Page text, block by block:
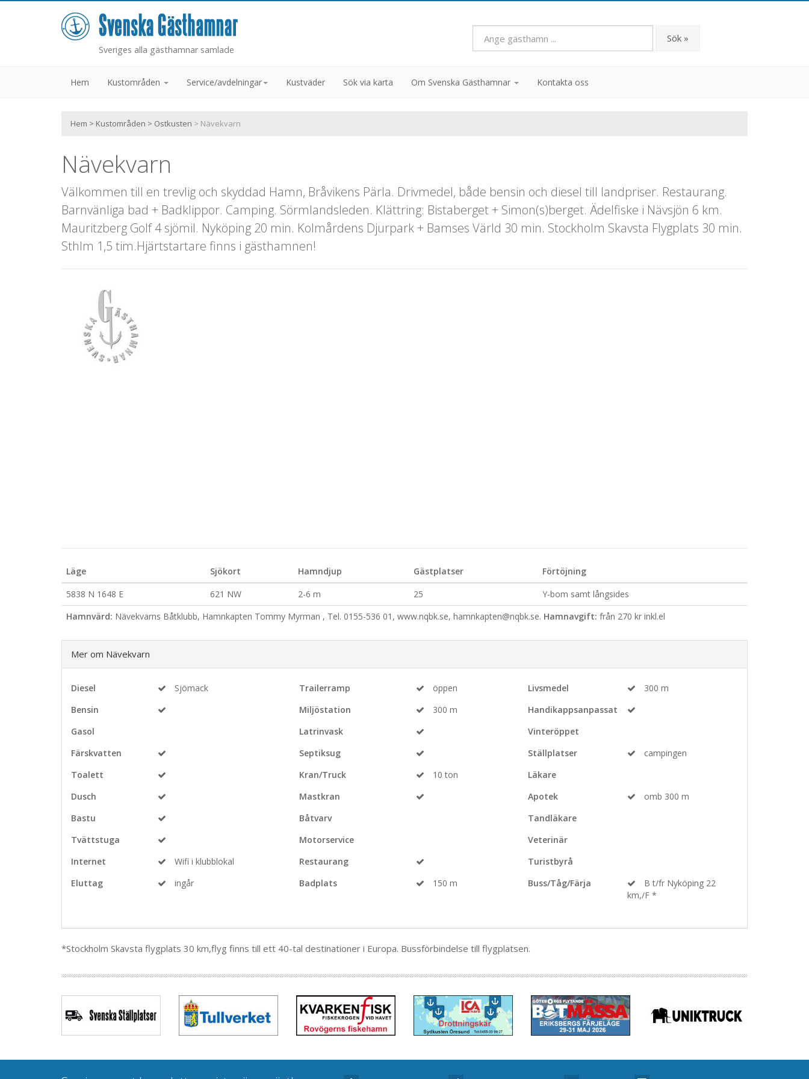
Sveriges alla gästhamnar samlade
Sök »
Hem Kustområden Service/avdelningar Kustväder Sök via karta Om Svenska Gästhamnar Kontakta oss
Hem > Kustområden > Ostkusten > Nävekvarn
Nävekvarn
Välkommen till en trevlig och skyddad Hamn, Bråvikens Pärla. Drivmedel, både bensin och diesel till landpriser. Restaurang.
Barnvänliga bad + Badklippor. Camping. Sörmlandsleden. Klättring: Bistaberget + Simon(s)berget. Ädelfiske i Nävsjön 6 km.
Mauritzberg Golf 4 sjömil. Nyköping 20 min. Kolmårdens Djurpark + Bamses Värld 30 min. Stockholm Skavsta Flygplats 30 min.
Sthlm 1,5 tim.Hjärtstartare finns i gästhamnen!
Läge Sjökort Hamndjup Gästplatser
Förtöjning
5838 N 1648 E
621 NW 2-6 m 25
Y-bom samt långsides
Hamnvärd: Nävekvarns Båtklubb, Hamnkapten Tommy Myrman , Tel. 0155-536 01, www.nqbk.se, hamnkapten@nqbk.se. Hamnavgift: från 270 kr inkl.el
Mer om Nävekvarn
Diesel
Sjömack
Bensin
Gasol
Färskvatten
Toalett
Dusch
Bastu
Tvättstuga
Internet
Wifi i klubblokal
Eluttag
ingår
Trailerramp
öppen
Miljöstation
300 m
Latrinvask
Septiksug
Kran/Truck
10 ton
Mastkran
Båtvarv
Motorservice
Restaurang
Badplats
150 m
Livsmedel
300 m
Handikappsanpassat
Vinteröppet
Ställplatser
campingen
Läkare
Apotek
omb 300 m
Tandläkare
Veterinär
Turistbyrå
Buss/Tåg/Färja
B t/fr Nyköping 22
km,/F *
*Stockholm Skavsta flygplats 30 km,flyg finns till ett 40-tal destinationer i Europa. Bussförbindelse till flygplatsen.